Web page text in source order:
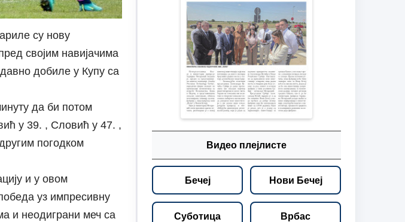
су нову
својим навијачима
добиле у Купу са
да би потом
у 39. , Словић у 47. ,
погодком
и у овом
уз импресивну
и неодиграни меч са
Видео плејлисте
Бечеј Нови Бечеј
Суботица Врбас